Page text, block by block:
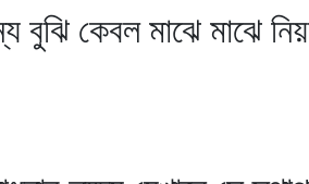
বুঝি কেবল মাঝে মাঝে